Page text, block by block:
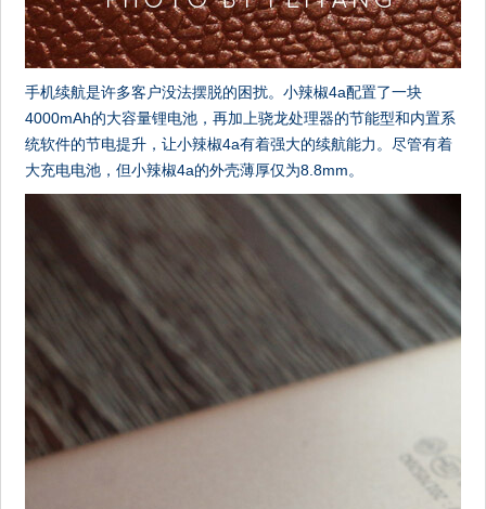
手机续航是许多客户没法摆脱的困扰。小辣椒4a配置了一块
4000mAh的大容量锂电池，再加上骁龙处理器的节能型和内置系
统软件的节电提升，让小辣椒4a有着强大的续航能力。尽管有着
大充电电池，但小辣椒4a的外壳薄厚仅为8.8mm。